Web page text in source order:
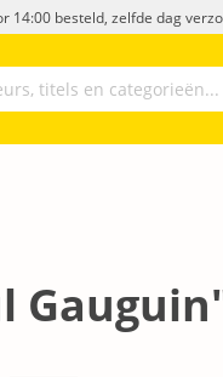
14:00 besteld, zelfde dag